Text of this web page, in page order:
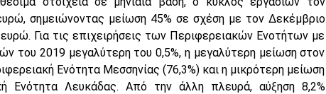
σημειώνοντας μείωση 45% σε σχέση με τον Δεκέμβριο
Για τις επιχειρήσεις των Περιφερειακών Ενοτήτων με
του 2019 μεγαλύτερη του 0,5%, η μεγαλύτερη μείωση στον
Ενότητα Μεσσηνίας (76,3%) και η μικρότερη μείωση
Ενότητα Λευκάδας. Από την άλλη πλευρά, αύξηση 8,2%